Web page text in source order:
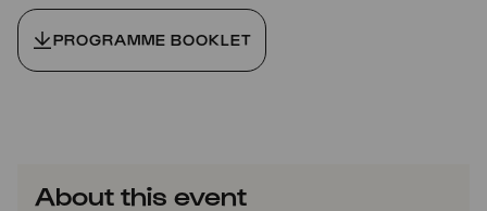
PROGRAMME BOOKLET
About this event